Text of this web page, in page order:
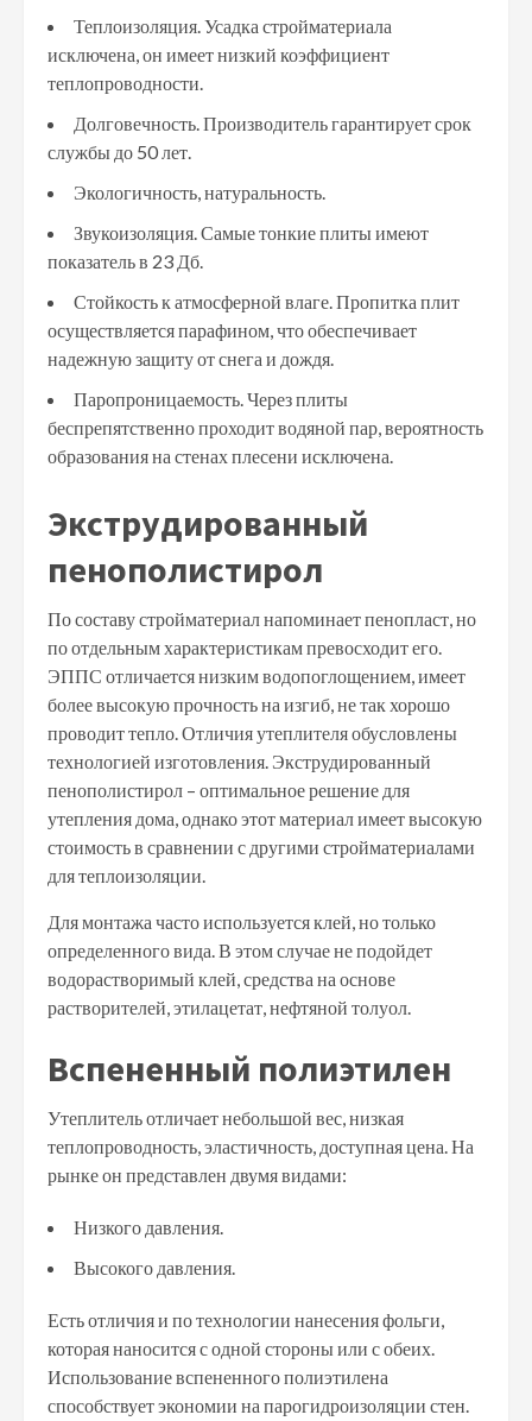
Теплоизоляция. Усадка стройматериала
исключена, он имеет низкий коэффициент
теплопроводности.
Долговечность. Производитель гарантирует срок
службы до 50 лет.
Экологичность, натуральность.
Звукоизоляция. Самые тонкие плиты имеют
показатель в 23 Дб.
Стойкость к атмосферной влаге. Пропитка плит
осуществляется парафином, что обеспечивает
надежную защиту от снега и дождя.
Паропроницаемость. Через плиты
беспрепятственно проходит водяной пар, вероятность
образования на стенах плесени исключена.
Экструдированный
пенополистирол
По составу стройматериал напоминает пенопласт, но
по отдельным характеристикам превосходит его.
ЭППС отличается низким водопоглощением, имеет
более высокую прочность на изгиб, не так хорошо
проводит тепло. Отличия утеплителя обусловлены
технологией изготовления. Экструдированный
пенополистирол – оптимальное решение для
утепления дома, однако этот материал имеет высокую
стоимость в сравнении с другими стройматериалами
для теплоизоляции.
Для монтажа часто используется клей, но только
определенного вида. В этом случае не подойдет
водорастворимый клей, средства на основе
растворителей, этилацетат, нефтяной толуол.
Вспененный полиэтилен
Утеплитель отличает небольшой вес, низкая
теплопроводность, эластичность, доступная цена. На
рынке он представлен двумя видами:
Низкого давления.
Высокого давления.
Есть отличия и по технологии нанесения фольги,
которая наносится с одной стороны или с обеих.
Использование вспененного полиэтилена
способствует экономии на парогидроизоляции стен.